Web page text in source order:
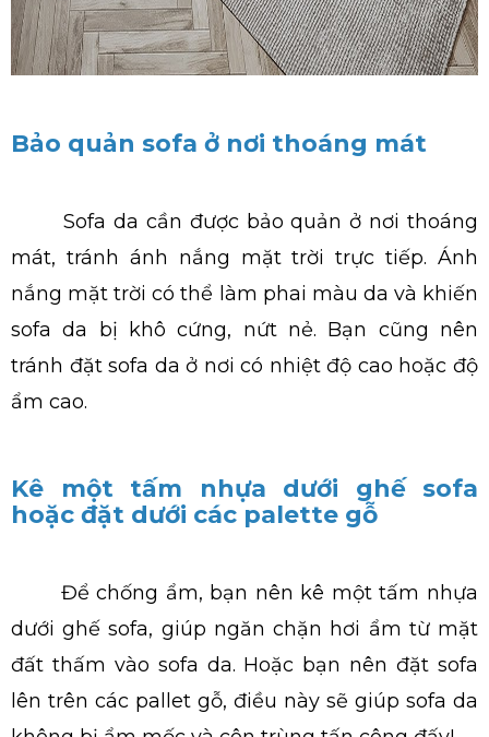
Bảo quản sofa ở nơi thoáng mát
Sofa da cần được bảo quản ở nơi thoáng
mát, tránh ánh nắng mặt trời trực tiếp. Ánh
nắng mặt trời có thể làm phai màu da và khiến
sofa da bị khô cứng, nứt nẻ. Bạn cũng nên
tránh đặt sofa da ở nơi có nhiệt độ cao hoặc độ
ẩm cao.
Kê một tấm nhựa dưới ghế sofa
hoặc đặt dưới các palette gỗ
Để chống ẩm, bạn nên kê một tấm nhựa
dưới ghế sofa, giúp ngăn chặn hơi ẩm từ mặt
đất thấm vào sofa da. Hoặc bạn nên đặt sofa
lên trên các pallet gỗ, điều này sẽ giúp sofa da